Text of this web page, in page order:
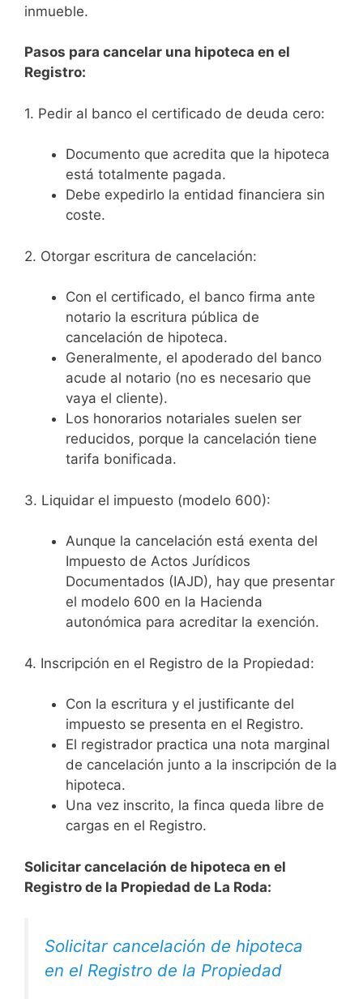
inmueble.
Pasos para cancelar una hipoteca en el
Registro:
1. Pedir al banco el certificado de deuda cero:
Documento que acredita que la hipoteca
está totalmente pagada.
Debe expedirlo la entidad financiera sin
coste.
2. Otorgar escritura de cancelación:
Con el certificado, el banco firma ante
notario la escritura pública de
cancelación de hipoteca.
Generalmente, el apoderado del banco
acude al notario (no es necesario que
vaya el cliente).
Los honorarios notariales suelen ser
reducidos, porque la cancelación tiene
tarifa bonificada.
3. Liquidar el impuesto (modelo 600):
Aunque la cancelación está exenta del
Impuesto de Actos Jurídicos
Documentados (IAJD), hay que presentar
el modelo 600 en la Hacienda
autonómica para acreditar la exención.
4. Inscripción en el Registro de la Propiedad:
Con la escritura y el justificante del
impuesto se presenta en el Registro.
El registrador practica una nota marginal
de cancelación junto a la inscripción de la
hipoteca.
Una vez inscrito, la finca queda libre de
cargas en el Registro.
Solicitar cancelación de hipoteca en el
Registro de la Propiedad de La Roda:
Solicitar cancelación de hipoteca
en el Registro de la Propiedad